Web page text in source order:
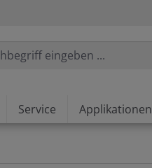
Service Applikationen